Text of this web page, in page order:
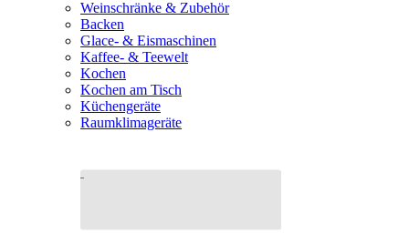
Weinschränke & Zubehör
Backen
Glace- & Eismaschinen
Kaffee- & Teewelt
Kochen
Kochen am Tisch
Küchengeräte
Raumklimageräte